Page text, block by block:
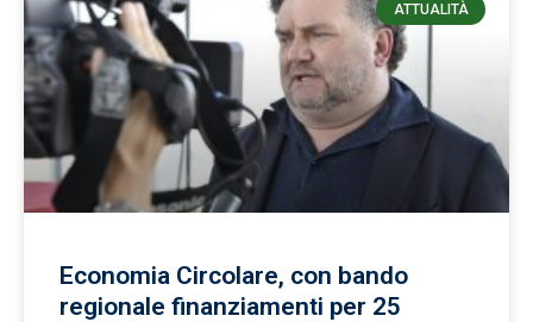
ATTUALITÀ
Economia Circolare, con bando
regionale finanziamenti per 25